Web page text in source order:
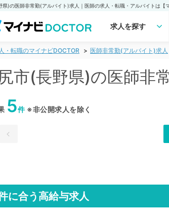
求人を探す
・転職のマイナビDOCTOR 医師非常勤(アルバイト)求人
市(長野県)の医師非
5件※非公開求人を除く
に合う高給与求人